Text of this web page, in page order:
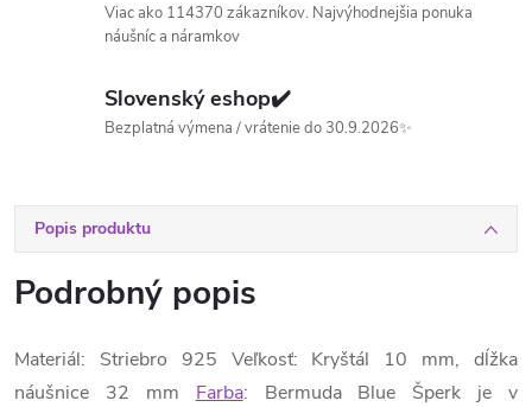
Viac ako 114370 zákazníkov. Najvýhodnejšia ponuka
náušníc a náramkov
Slovenský eshop✔️
Bezplatná výmena / vrátenie do 30.9.2026✨
Popis produktu
Podrobný popis
Materiál: Striebro 925 Veľkosť: Kryštál 10 mm, dĺžka
náušnice 32 mm Farba: Bermuda Blue Šperk je v